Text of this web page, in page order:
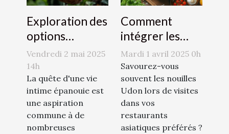
Exploration des
options
naturelles pour
augmenter le
désir sexuel
Vendredi 2 mai 2025
14h
La quête d'une vie
intime épanouie est
une aspiration
commune à de
nombreuses
Comment
intégrer les
nouilles Udon
dans des plats
quotidiens
Mardi 1 avril 2025 0h
Savourez-vous
souvent les nouilles
Udon lors de visites
dans vos
restaurants
asiatiques préférés ?